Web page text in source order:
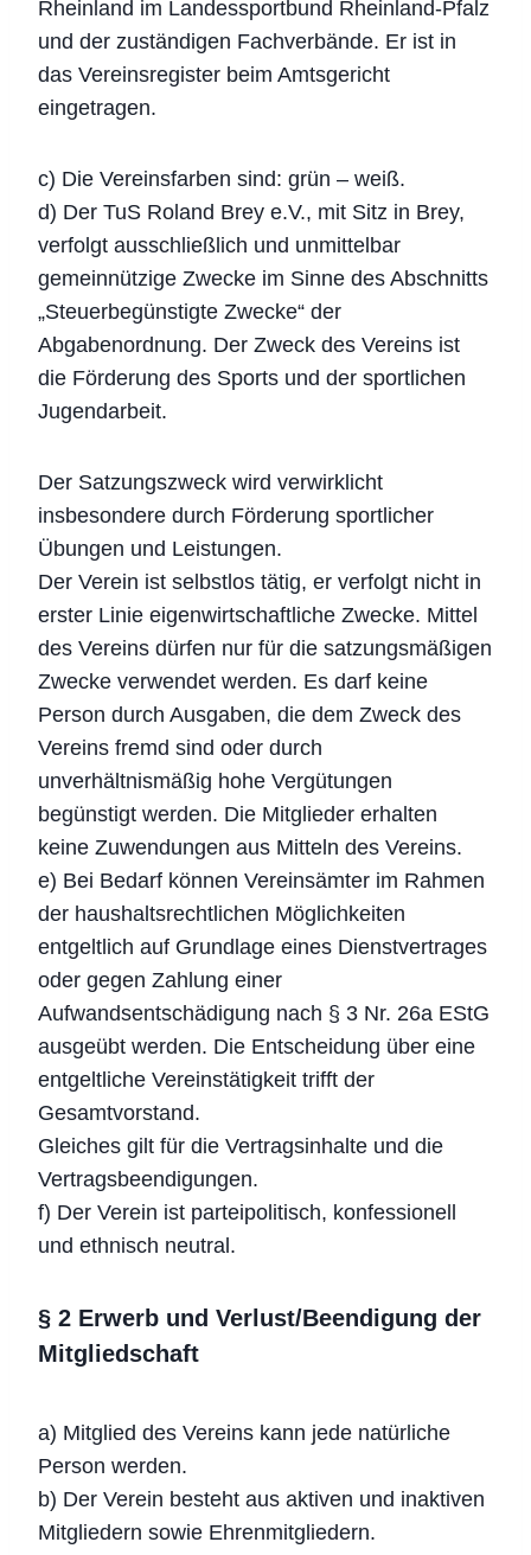
Rheinland im Landessportbund Rheinland-Pfalz
und der zuständigen Fachverbände. Er ist in
das Vereinsregister beim Amtsgericht
eingetragen.
c) Die Vereinsfarben sind: grün – weiß.
d) Der TuS Roland Brey e.V., mit Sitz in Brey,
verfolgt ausschließlich und unmittelbar
gemeinnützige Zwecke im Sinne des Abschnitts
„Steuerbegünstigte Zwecke“ der
Abgabenordnung. Der Zweck des Vereins ist
die Förderung des Sports und der sportlichen
Jugendarbeit.
Der Satzungszweck wird verwirklicht
insbesondere durch Förderung sportlicher
Übungen und Leistungen.
Der Verein ist selbstlos tätig, er verfolgt nicht in
erster Linie eigenwirtschaftliche Zwecke. Mittel
des Vereins dürfen nur für die satzungsmäßigen
Zwecke verwendet werden. Es darf keine
Person durch Ausgaben, die dem Zweck des
Vereins fremd sind oder durch
unverhältnismäßig hohe Vergütungen
begünstigt werden. Die Mitglieder erhalten
keine Zuwendungen aus Mitteln des Vereins.
e) Bei Bedarf können Vereinsämter im Rahmen
der haushaltsrechtlichen Möglichkeiten
entgeltlich auf Grundlage eines Dienstvertrages
oder gegen Zahlung einer
Aufwandsentschädigung nach § 3 Nr. 26a EStG
ausgeübt werden. Die Entscheidung über eine
entgeltliche Vereinstätigkeit trifft der
Gesamtvorstand.
Gleiches gilt für die Vertragsinhalte und die
Vertragsbeendigungen.
f) Der Verein ist parteipolitisch, konfessionell
und ethnisch neutral.
§ 2 Erwerb und Verlust/Beendigung der
Mitgliedschaft
a) Mitglied des Vereins kann jede natürliche
Person werden.
b) Der Verein besteht aus aktiven und inaktiven
Mitgliedern sowie Ehrenmitgliedern.